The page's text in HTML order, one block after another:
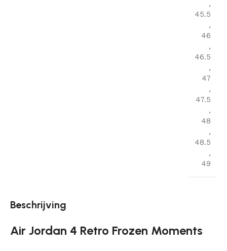
,
45.5
,
46
,
46.5
,
47
,
47.5
,
48
,
48.5
,
49
Beschrijving
Air Jordan 4 Retro Frozen Moments